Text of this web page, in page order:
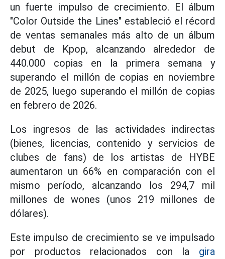
un fuerte impulso de crecimiento. El álbum
"Color Outside the Lines" estableció el récord
de ventas semanales más alto de un álbum
debut de Kpop, alcanzando alrededor de
440.000 copias en la primera semana y
superando el millón de copias en noviembre
de 2025, luego superando el millón de copias
en febrero de 2026.
Los ingresos de las actividades indirectas
(bienes, licencias, contenido y servicios de
clubes de fans) de los artistas de HYBE
aumentaron un 66% en comparación con el
mismo período, alcanzando los 294,7 mil
millones de wones (unos 219 millones de
dólares).
Este impulso de crecimiento se ve impulsado
por productos relacionados con la gira